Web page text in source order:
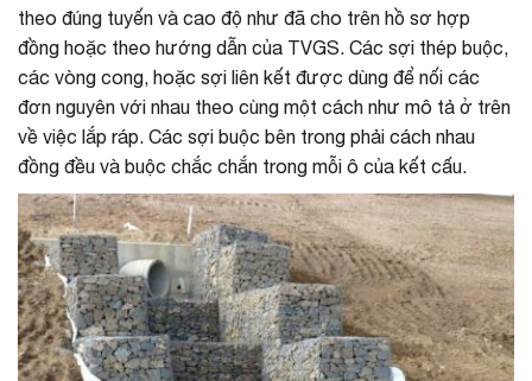
theo đúng tuyến và cao độ như đã cho trên hồ sơ hợp
đồng hoặc theo hướng dẫn của TVGS. Các sợi thép buộc,
các vòng cong, hoặc sợi liên kết được dùng để nối các
đơn nguyên với nhau theo cùng một cách như mô tả ở trên
về việc lắp ráp. Các sợi buộc bên trong phải cách nhau
đồng đều và buộc chắc chắn trong mỗi ô của kết cấu.